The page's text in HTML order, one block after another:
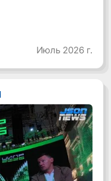
Июль 2026 г.